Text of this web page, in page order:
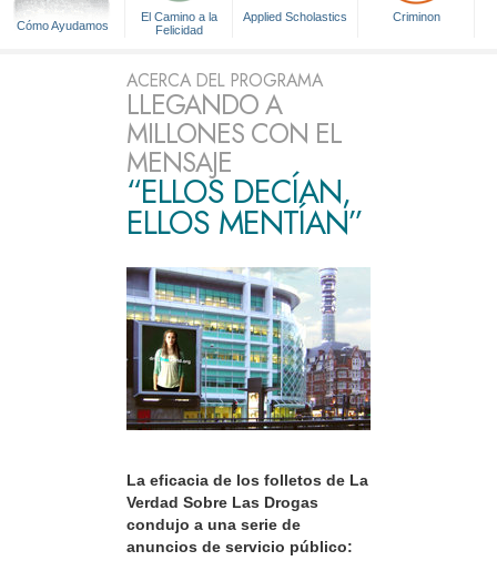
Cómo Ayudamos
El Camino a la
Felicidad
Applied Scholastics Criminon
ACERCA DEL PROGRAMA
LLEGANDO A
MILLONES CON EL
MENSAJE
“ELLOS DECÍAN,
ELLOS MENTÍAN”
La eficacia de los folletos de La
Verdad Sobre Las Drogas
condujo a una serie de
anuncios de servicio público: